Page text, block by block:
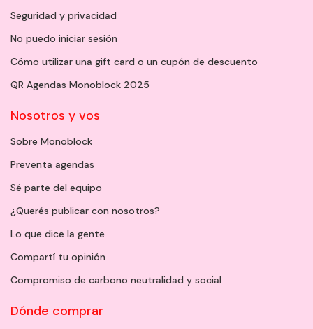
Seguridad y privacidad
No puedo iniciar sesión
Cómo utilizar una gift card o un cupón de descuento
QR Agendas Monoblock 2025
Nosotros y vos
Sobre Monoblock
Preventa agendas
Sé parte del equipo
¿Querés publicar con nosotros?
Lo que dice la gente
Compartí tu opinión
Compromiso de carbono neutralidad y social
Dónde comprar